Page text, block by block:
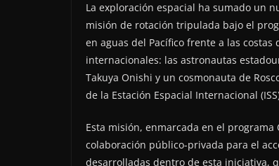
La exploración espacial ha sumado un
misión de rotación tripulada bajo el
en aguas del Pacífico frente a las
internacionales: las astronautas
Takuya Onishi y un cosmonauta de
de la Estación Espacial Internacional
Esta misión, enmarcada en el
colaboración público-privada para el
desarrolladas dentro de esta iniciativa,